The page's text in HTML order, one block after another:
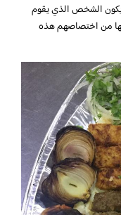
يكون الشخص الذي يقوم
من اختصاصهم هذه